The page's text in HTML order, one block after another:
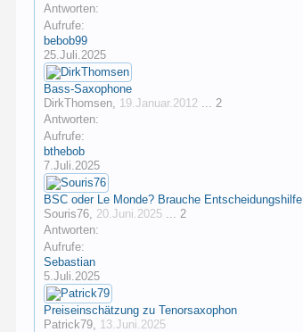
Antworten:
Aufrufe:
bebob99
25.Juli.2025
Bass-Saxophone
DirkThomsen, 19.Januar.2012 ... 2
Antworten:
Aufrufe:
bthebob
7.Juli.2025
BSC oder Le Monde? Brauche Entscheidungshilfe
Souris76, 20.Juni.2025 ... 2
Antworten:
Aufrufe:
Sebastian
5.Juli.2025
Preiseinschätzung zu Tenorsaxophon
Patrick79, 13.Juni.2025